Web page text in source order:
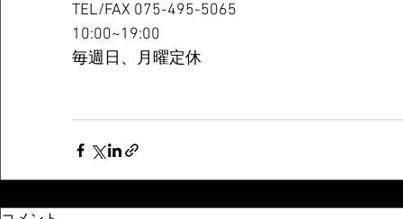
TEL/FAX 075-495-5065
10:00~19:00
毎週日、月曜定休